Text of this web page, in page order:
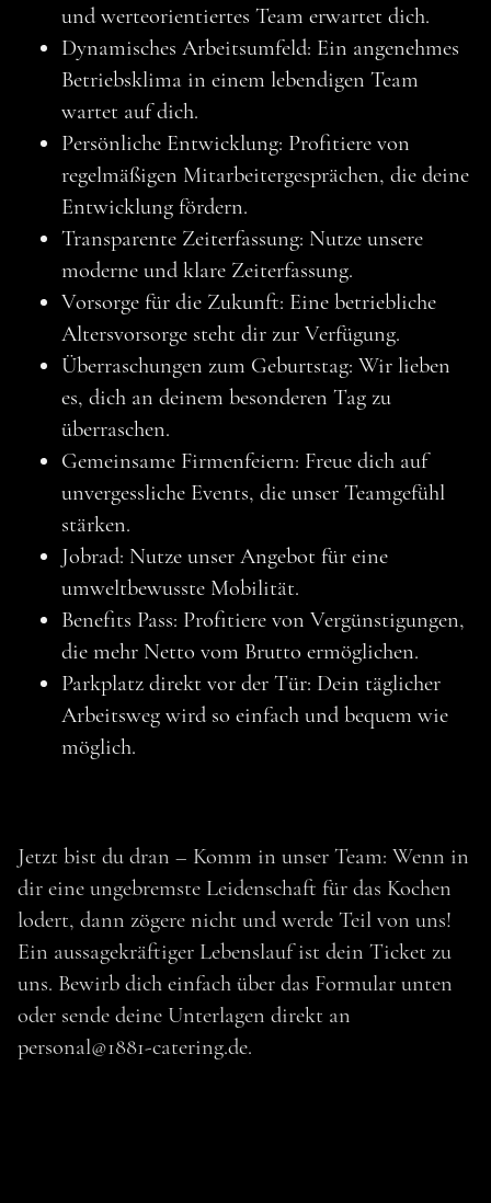
und werteorientiertes Team erwartet dich.
Dynamisches Arbeitsumfeld: Ein angenehmes
Betriebsklima in einem lebendigen Team
wartet auf dich.
Persönliche Entwicklung: Profitiere von
regelmäßigen Mitarbeitergesprächen, die deine
Entwicklung fördern.
Transparente Zeiterfassung: Nutze unsere
moderne und klare Zeiterfassung.
Vorsorge für die Zukunft: Eine betriebliche
Altersvorsorge steht dir zur Verfügung.
Überraschungen zum Geburtstag: Wir lieben
es, dich an deinem besonderen Tag zu
überraschen.
Gemeinsame Firmenfeiern: Freue dich auf
unvergessliche Events, die unser Teamgefühl
stärken.
Jobrad: Nutze unser Angebot für eine
umweltbewusste Mobilität.
Benefits Pass: Profitiere von Vergünstigungen,
die mehr Netto vom Brutto ermöglichen.
Parkplatz direkt vor der Tür: Dein täglicher
Arbeitsweg wird so einfach und bequem wie
möglich.
Jetzt bist du dran – Komm in unser Team: Wenn in
dir eine ungebremste Leidenschaft für das Kochen
lodert, dann zögere nicht und werde Teil von uns!
Ein aussagekräftiger Lebenslauf ist dein Ticket zu
uns. Bewirb dich einfach über das Formular unten
oder sende deine Unterlagen direkt an
personal@1881-catering.de.